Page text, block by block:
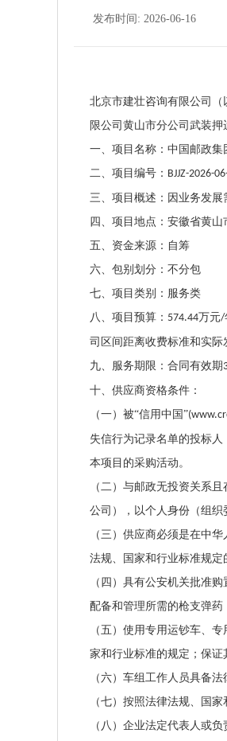
发布时间: 2026-06-16
北京市建壮咨询有限公司（
限公司黄山市分公司武装
一、项目名称：中国邮政集
二、项目编号： BJJZ-2026-
三、项目概述：因业务发展
四、项目地点：安徽省黄山
五、资金来源：自筹
六、包别划分：不分包
七、项目类别：服务类
八、项目预算： 574.44万元/
司区间距离收费标准和实际
九、服务期限：合同有效期
十、供应商资格条件：
（一）被“信用中国”
失信行为记录名单的投标
本项目的采购活动。
（二）与邮政无投资关系
公司），以个人身份（组织
（三）供应商必须是在中
法规、国家和行业标准规定
（四）具有公安机关批准
配备和管理所需的枪支弹药
（五）使用专用运钞车、
家和行业标准的规定；保证
（六）车组工作人员具备
（七）按照法律法规、国
（八）企业法定代表人或